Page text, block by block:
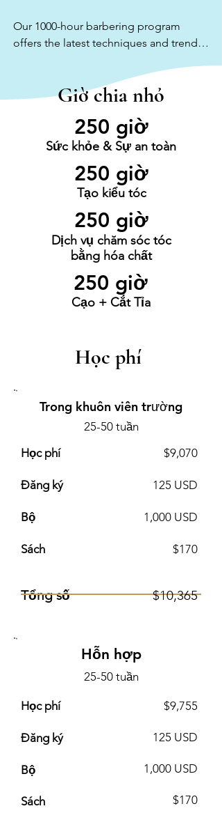
Our 1000-hour barbering program
offers the latest techniques and trends,
coloring, straight razor shaving, and hot
towel treatments for their careers.
1000-hour course can enroll in our 200-
hour crossover barbering program,
styling, and grooming for men.
Giờ chia nhỏ
250 giờ
Sức khỏe & Sự an toàn
250 giờ
Tạo kiểu tóc
250 giờ
Dịch vụ chăm sóc tóc
bằng hóa chất
250 giờ
Cạo + Cắt Tỉa
Học phí
Trong khuôn viên trường
25-50 tuần
Học phí
Đăng ký
Bộ
Sách
Tổng số
$9,070
125 USD
1,000 USD
$170
$10,365
Hỗn hợp
25-50 tuần
Học phí
Đăng ký
Bộ
Sách
$9,755
125 USD
1,000 USD
$170